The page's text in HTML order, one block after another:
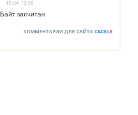
15.04 13:06
Байт засчитан
КОММЕНТАРИИ ДЛЯ САЙТА CACKLE